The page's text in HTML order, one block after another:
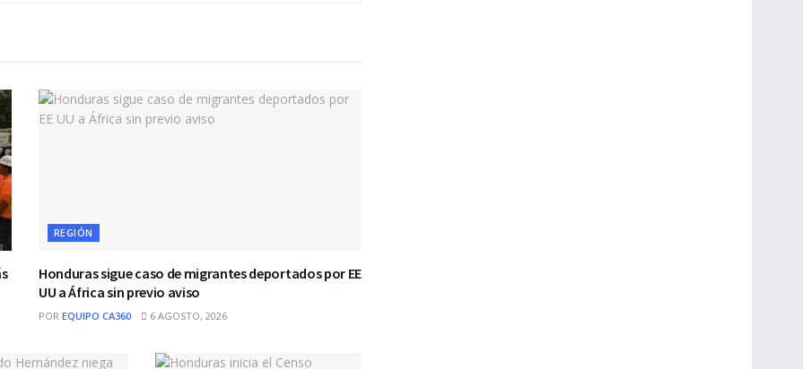
REGIÓN
Honduras sigue caso de migrantes deportados por EE
UU a África sin previo aviso
POR EQUIPO CA360 6 AGOSTO, 2026